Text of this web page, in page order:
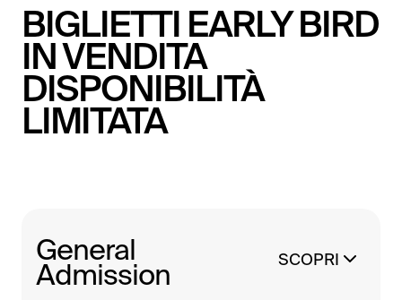
BIGLIETTI EARLY BIRD
IN VENDITA
DISPONIBILITÀ
LIMITATA
General
Admission SCOPRI